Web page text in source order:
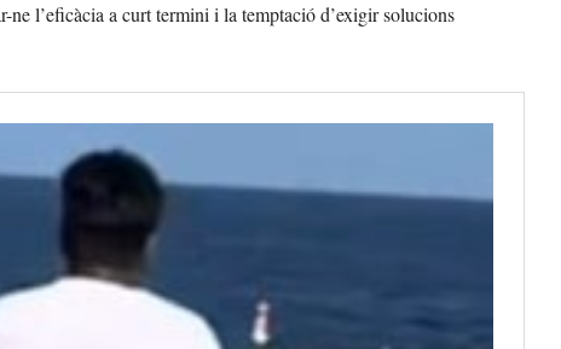
ne l’eficàcia a curt termini i la temptació d’exigir solucions